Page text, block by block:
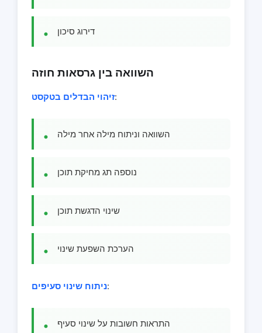
דירוג סיכון
השוואה בין גרסאות חוזה
זיהוי הבדלים בטקסט:
השוואה וניתוח מילה אחר מילה
נוספה תג מחיקת תוכן
שינוי הדגשת תוכן
הערכת השפעת שינוי
ניתוח שינוי סעיפים:
התראות חשובות על שינוי סעיף